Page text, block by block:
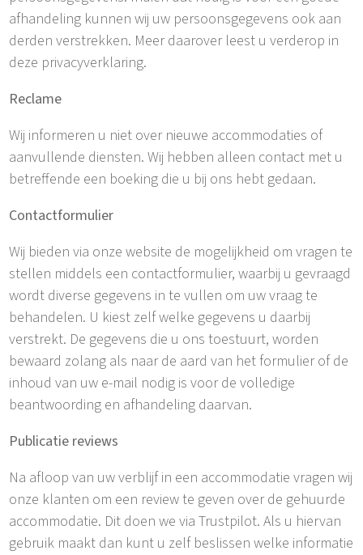
afhandeling kunnen wij uw persoonsgegevens ook aan
derden verstrekken. Meer daarover leest u verderop in
deze privacyverklaring.
Reclame
Wij informeren u niet over nieuwe accommodaties of
aanvullende diensten. Wij hebben alleen contact met u
betreffende een boeking die u bij ons hebt gedaan.
Contactformulier
Wij bieden via onze website de mogelijkheid om vragen te
stellen middels een contactformulier, waarbij u gevraagd
wordt diverse gegevens in te vullen om uw vraag te
behandelen. U kiest zelf welke gegevens u daarbij
verstrekt. De gegevens die u ons toestuurt, worden
bewaard zolang als naar de aard van het formulier of de
inhoud van uw e-mail nodig is voor de volledige
beantwoording en afhandeling daarvan.
Publicatie reviews
Na afloop van uw verblijf in een accommodatie vragen wij
onze klanten om een review te geven over de gehuurde
accommodatie. Dit doen we via Trustpilot. Als u hiervan
gebruik maakt dan kunt u zelf beslissen welke informatie